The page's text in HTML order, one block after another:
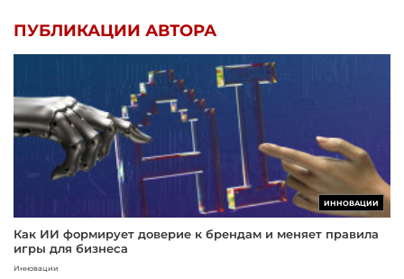
ПУБЛИКАЦИИ АВТОРА
ИННОВАЦИИ
Как ИИ формирует доверие к брендам и меняет правила
игры для бизнеса
Инновации